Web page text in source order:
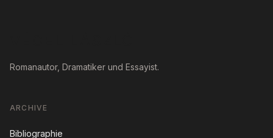
Romanautor, Dramatiker und Essayist.
ARCHIVE
Bibliographie